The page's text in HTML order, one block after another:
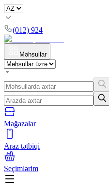
(012) 924
Məhsullar
Mağazalar
Araz tətbiqi
Seçimlərim